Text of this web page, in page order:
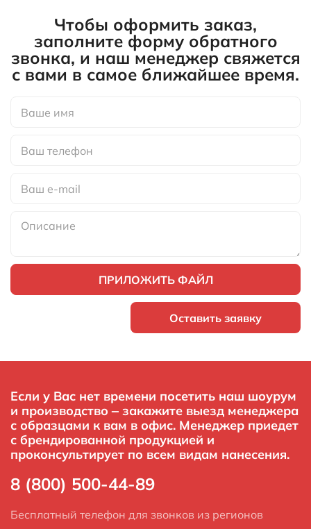
Чтобы оформить заказ,
заполните форму обратного
звонка, и наш менеджер свяжется
с вами в самое ближайшее время.
ПРИЛОЖИТЬ ФАЙЛ
Оставить заявку
Если у Вас нет времени посетить наш шоурум
и производство – закажите выезд менеджера
с образцами к вам в офис. Менеджер приедет
с брендированной продукцией и
проконсультирует по всем видам нанесения.
8 (800) 500-44-89
Бесплатный телефон для звонков из регионов